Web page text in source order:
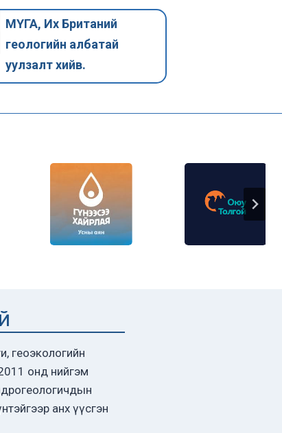
МҮГА, Их Британий
геологийн албатай
уулзалт хийв.
геоэкологийн
онд нийгэм
анх үүсгэн